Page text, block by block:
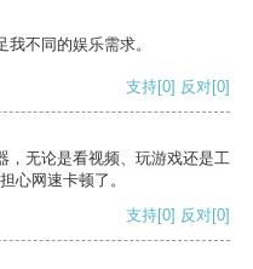
不同的娱乐需求。
支持[0] 反对[0]
，无论是看视频、玩游戏还是工
心网速卡顿了。
支持[0] 反对[0]